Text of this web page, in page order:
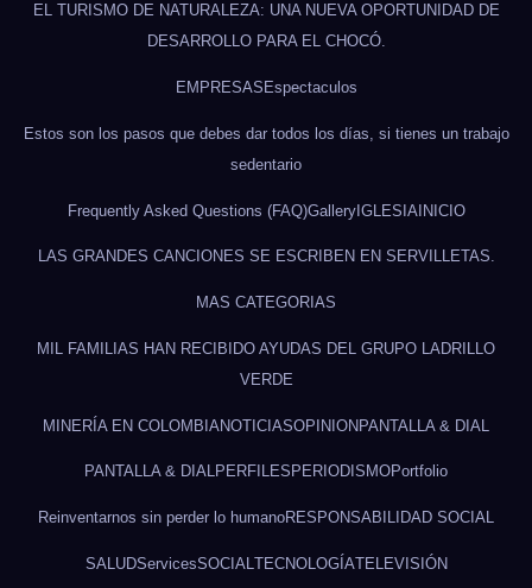
EL TURISMO DE NATURALEZA: UNA NUEVA OPORTUNIDAD DE
DESARROLLO PARA EL CHOCÓ.
EMPRESAS Espectaculos
Estos son los pasos que debes dar todos los días, si tienes un trabajo
sedentario
Frequently Asked Questions (FAQ)GalleryIGLESIAINICIO
LAS GRANDES CANCIONES SE ESCRIBEN EN SERVILLETAS.
MAS CATEGORIAS
MIL FAMILIAS HAN RECIBIDO AYUDAS DEL GRUPO LADRILLO
VERDE
MINERÍA EN COLOMBIANOTICIASOPINIONPANTALLA & DIAL
PANTALLA & DIALPERFILES PERIODISMOPortfolio
Reinventarnos sin perder lo humanoRESPONSABILIDAD SOCIAL
SALUDServicesSOCIALTECNOLOGÍATELEVISIÓN